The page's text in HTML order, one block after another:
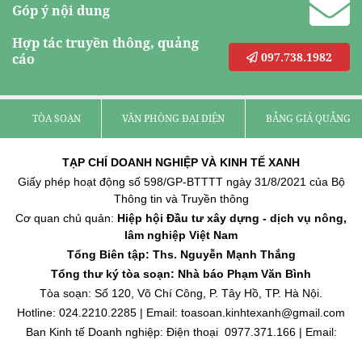
Góp ý nội dung
Hợp tác truyền thông, quảng
cáo
097.738.1982
TÒA SOẠN VĂN PHÒNG ĐẠI DIỆN BẢNG GIÁ QUẢNG
TẠP CHÍ DOANH NGHIỆP VÀ KINH TẾ XANH
Giấy phép hoạt động số 598/GP-BTTTT ngày 31/8/2021 của Bộ
Thông tin và Truyền thông
Cơ quan chủ quản: Hiệp hội Đầu tư xây dựng - dịch vụ nông,
lâm nghiệp Việt Nam
Tổng Biên tập: Ths. Nguyễn Mạnh Thắng
Tổng thư ký tòa soạn: Nhà báo Phạm Văn Bình
Tòa soạn: Số 120, Võ Chí Công, P. Tây Hồ, TP. Hà Nội.
Hotline: 024.2210.2285 | Email: toasoan.kinhtexanh@gmail.com
Ban Kinh tế Doanh nghiệp: Điện thoại 0977.371.166 | Email: